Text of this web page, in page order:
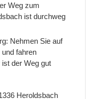
Weg zum
ist durchweg
Nehmen Sie auf
fahren
der Weg gut
Heroldsbach